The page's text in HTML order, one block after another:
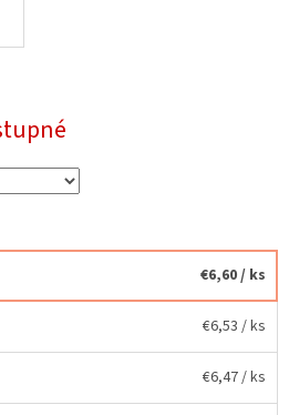
€6,60/ ks
€6,53 / ks
€6,47/ ks